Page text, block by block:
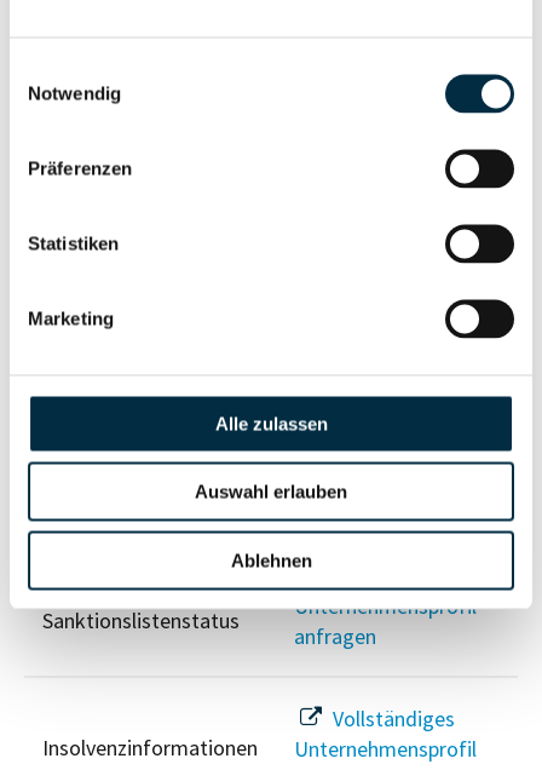
Notwendig
Präferenzen
Statistiken
Marketing
Alle zulassen
Auswahl erlauben
Ablehnen
Vollständiges
Wirtschaftlich
Vollständiges
Unternehmensprofil
Risikoinformationen
PEP- und
Sanktionslistenstatus
Unternehmensprofil
anfragen
Insolvenzinformationen
Vollständiges
Unternehmensprofil